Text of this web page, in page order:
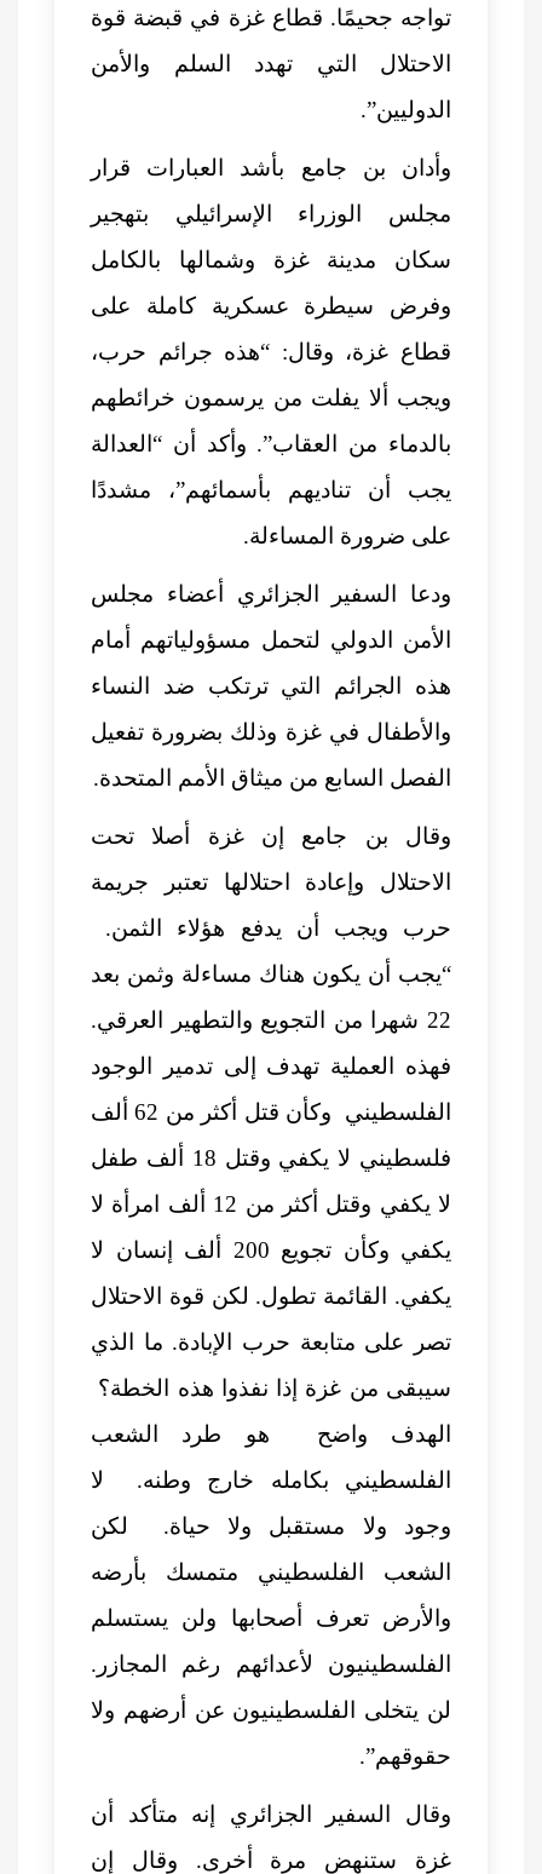
تواجه جحيمًا. قطاع غزة في قبضة قوة
الاحتلال التي تهدد السلم والأمن
الدوليين”.
وأدان بن جامع بأشد العبارات قرار
مجلس الوزراء الإسرائيلي بتهجير
سكان مدينة غزة وشمالها بالكامل
وفرض سيطرة عسكرية كاملة على
قطاع غزة، وقال: “هذه جرائم حرب،
ويجب ألا يفلت من يرسمون خرائطهم
بالدماء من العقاب”. وأكد أن “العدالة
يجب أن تناديهم بأسمائهم”، مشددًا
على ضرورة المساءلة.
ودعا السفير الجزائري أعضاء مجلس
الأمن الدولي لتحمل مسؤولياتهم أمام
هذه الجرائم التي ترتكب ضد النساء
والأطفال في غزة وذلك بضرورة تفعيل
الفصل السابع من ميثاق الأمم المتحدة.
وقال بن جامع إن غزة أصلا تحت
الاحتلال وإعادة احتلالها تعتبر جريمة
حرب ويجب أن يدفع هؤلاء الثمن.
“يجب أن يكون هناك مساءلة وثمن بعد
22 شهرا من التجويع والتطهير العرقي.
فهذه العملية تهدف إلى تدمير الوجود
الفلسطيني وكأن قتل أكثر من 62 ألف
فلسطيني لا يكفي وقتل 18 ألف طفل
لا يكفي وقتل أكثر من 12 ألف امرأة لا
يكفي وكأن تجويع 200 ألف إنسان لا
يكفي. القائمة تطول. لكن قوة الاحتلال
تصر على متابعة حرب الإبادة. ما الذي
سيبقى من غزة إذا نفذوا هذه الخطة؟
الهدف واضح هو طرد الشعب
الفلسطيني بكامله خارج وطنه. لا
وجود ولا مستقبل ولا حياة. لكن
الشعب الفلسطيني متمسك بأرضه
والأرض تعرف أصحابها ولن يستسلم
الفلسطينيون لأعدائهم رغم المجازر.
لن يتخلى الفلسطينيون عن أرضهم ولا
حقوقهم”.
وقال السفير الجزائري إنه متأكد أن
غزة ستنهض مرة أخرى. وقال إن